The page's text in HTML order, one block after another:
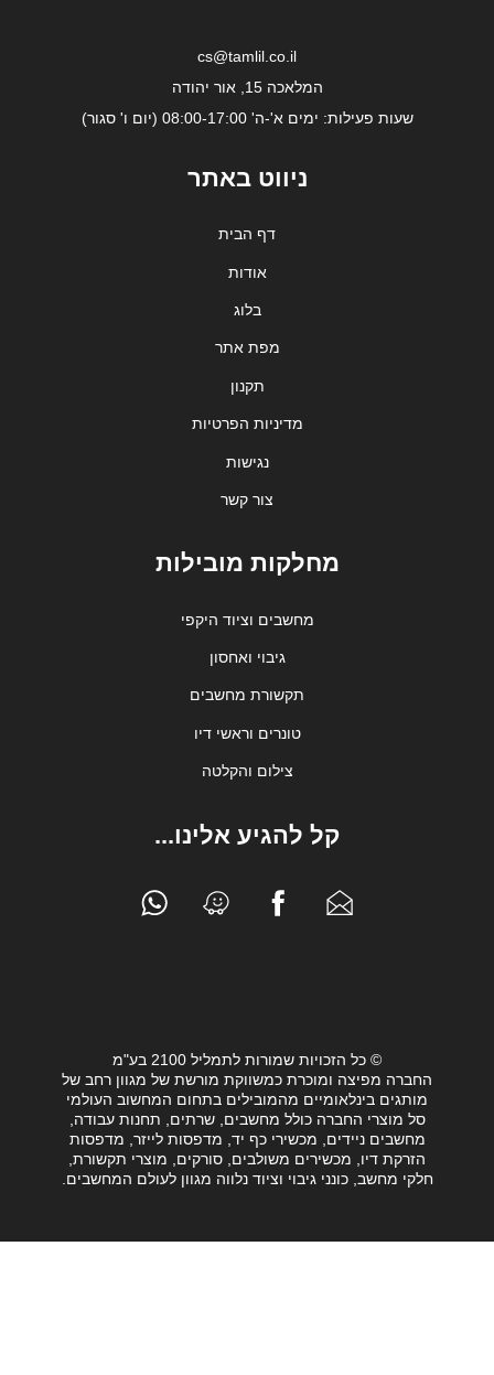
cs@tamlil.co.il
שעות פעילות: ימים א'-ה' 08:00-17:00 (יום ו' סגור)
ניווט באתר
מדיניות הפרטיות
מחלקות מובילות
מחשבים וציוד היקפי
גיבוי ואחסון
תקשורת מחשבים
טונרים וראשי דיו
צילום והקלטה
קל להגיע אלינו...
© כל הזכויות שמורות לתמליל 2100 בע"מ
מפיצה ומוכרת כמשווקת מורשת של מגוון רחב של
מותגים בינלאומיים מהמובילים בתחום המחשוב העולמי
סל מוצרי החברה כולל מחשבים, שרתים, תחנות עבודה,
מחשבים ניידים, מכשירי כף יד, מדפסות לייזר, מדפסות
הזרקת דיו, מכשירים משולבים, סורקים, מוצרי תקשורת,
מחשב, כונני גיבוי וציוד נלווה מגוון לעולם המחשבים.